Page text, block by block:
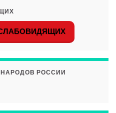
НАРОДОВ РОССИИ